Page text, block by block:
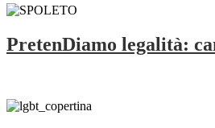
PretenDiamo legalità: